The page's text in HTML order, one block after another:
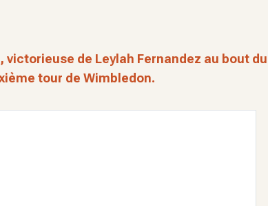
de Leylah Fernandez au bout du
tour de Wimbledon.